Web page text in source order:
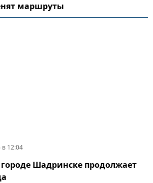
маршруты
в 12:04
Шадринске продолжает